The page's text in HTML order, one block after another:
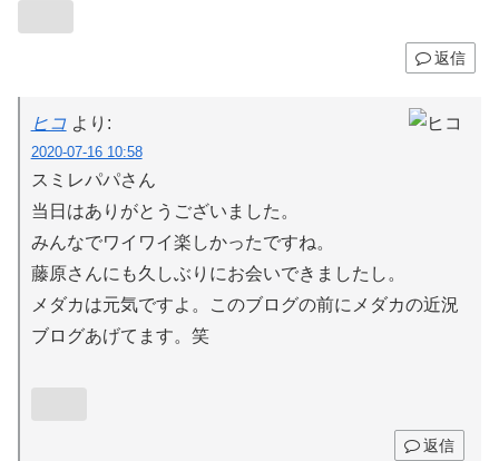
返信
ヒコ より:
2020-07-16 10:58
スミレパパさん
当日はありがとうございました。
みんなでワイワイ楽しかったですね。
藤原さんにも久しぶりにお会いできましたし。
メダカは元気ですよ。このブログの前にメダカの近況
ブログあげてます。笑
返信